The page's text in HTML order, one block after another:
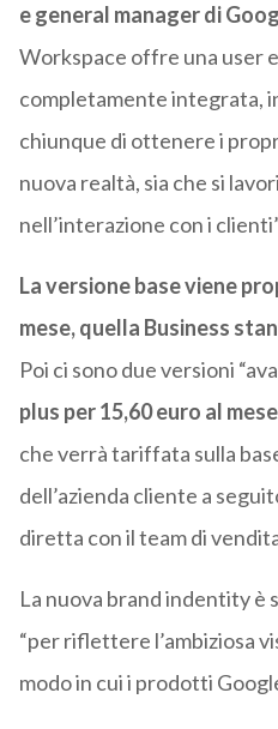
e general manager di
Workspace offre una user
completamente integrata,
chiunque di ottenere i
nuova realtà, sia che si
nell’interazione con i
La versione base viene
mese, quella Business
Poi ci sono due versioni
plus per 15,60 euro al
che verrà tariffata sulla
dell’azienda cliente a
diretta con il team di
La nuova brand indentity è
“per riflettere l’ambiziosa
modo in cui i prodotti